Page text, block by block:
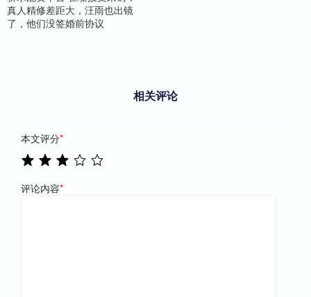
真人精修差距大，汪雨也出镜
了，他们没签婚前协议
相关评论
本文评分*
评论内容*